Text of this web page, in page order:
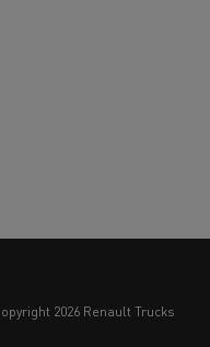
copyright 2026 Renault Trucks